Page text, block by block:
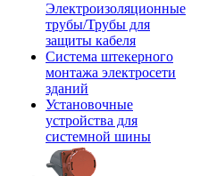
Электроизоляционные
трубы/Трубы для
защиты кабеля
Система штекерного
монтажа электросети
зданий
Установочные
устройства для
системной шины